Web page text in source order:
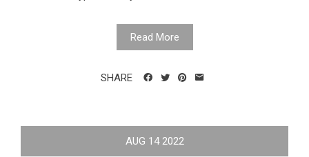
Read More
SHARE
AUG 14 2022